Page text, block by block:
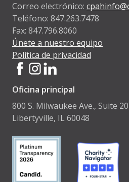
Correo electrónico:
Teléfono: 847.263.7478
Fax: 847.796.8060
Únete a nuestro equipo
Política de privacidad
Oficina principal
800 S. Milwaukee Ave., Suite
Libertyville, IL 60048